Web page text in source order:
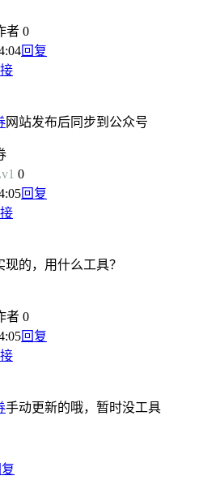
者 0
回复
网站发布后同步到公众号
1 0
回复
现的，用什么工具？
者 0
回复
手动更新的哦，暂时没工具